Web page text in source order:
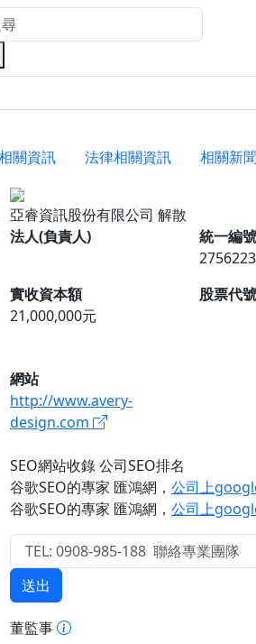
關資訊 法律相關資訊
相關新
亞睿資訊股份有限公司 解散
法人(負責人)
統一編號
實收資本額
21,000,000元
股票代號
網站
http://www.avery-
design.com
SEO網站收錄 公司SEO排名
谷歌SEO的專家 匯鴻網 ， 公司上
谷歌SEO的專家 匯鴻網 ， 公司上
送出
董監事